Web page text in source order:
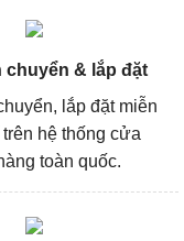
chuyển & lắp đặt
lắp đặt miễn
trên hệ thống cửa
toàn quốc.